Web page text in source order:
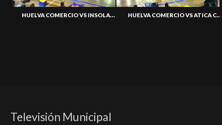
HUELVA COMERCIO VS INSOLAC CB ALCALÁ CAJA87 HUELVA COMERCIO VS ATICA CORIA
Televisión Municipal